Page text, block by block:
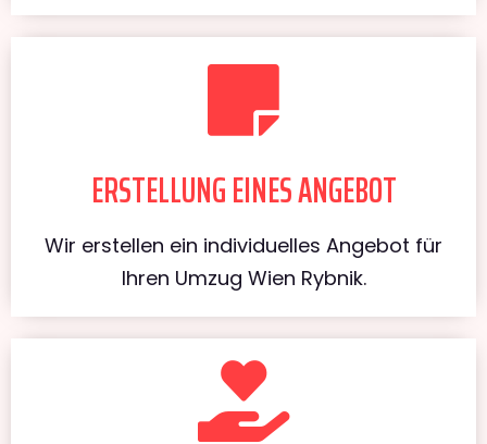
ERSTELLUNG EINES ANGEBOT
Wir erstellen ein individuelles Angebot für
Ihren Umzug Wien Rybnik.